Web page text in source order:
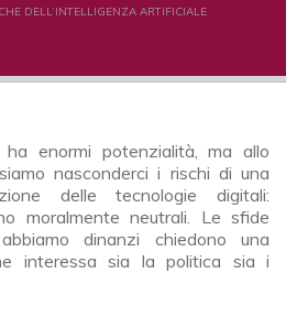
DELL’INTELLIGENZA ARTIFICIALE
ha enormi potenzialità, ma allo
nasconderci i rischi di una
delle tecnologie digitali:
moralmente neutrali. Le sfide
dinanzi chiedono una
interessa sia la politica sia i